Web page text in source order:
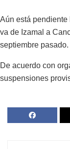
Aún está pendiente
va de Izamal a
septiembre pasado.
De acuerdo con
suspensiones